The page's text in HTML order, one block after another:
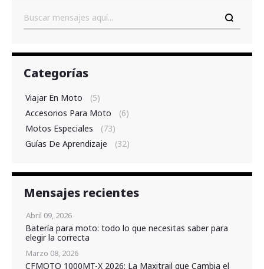
Categorías
Viajar En Moto
(5)
Accesorios Para Moto
(6)
Motos Especiales
(73)
Guías De Aprendizaje
(32)
Mensajes recientes
Abril 09, 2026
Batería para moto: todo lo que necesitas saber para
elegir la correcta
Marzo 08, 2026
CFMOTO 1000MT-X 2026: La Maxitrail que Cambia el